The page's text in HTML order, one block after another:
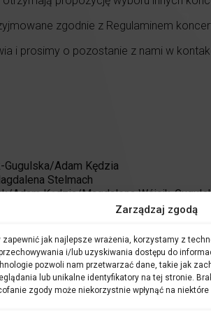
Zarządzaj zgodą
zapewnić jak najlepsze wrażenia, korzystamy z
i/lub uzyskiwania dostępu do
pozwoli nam przetwarzać dane, takie jak
lub unikalne identyfikatory na tej stronie.
zgody może niekorzystnie wpłynąć na
zgodnie z Regulaminem
i prosimy o pozostanie z nami w
Adam Kędzia
Stelmach
Adam Kędzia/Magdalena Wójcik-
Emeraldiato spektakl muzyczny
on z irlandzkiego dorobku muzycznego,
WEmeraldiiwystąpią dzieci i młodzież z
swoje umiejętności wokalne, taneczne i